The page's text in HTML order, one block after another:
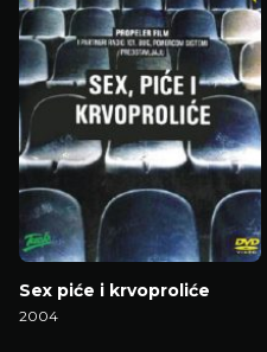
Sex piće i krvoproliće
2004